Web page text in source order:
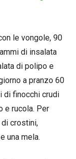
le vongole, 90
di insalata
di polipo e
a pranzo 60
di finocchi crudi
e rucola. Per
di crostini,
una mela.